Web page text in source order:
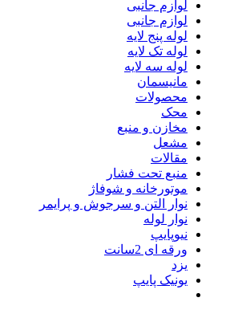
لوازم جانبی
لوازم جانبی
لوله پنج لایه
لوله تک لایه
لوله سه لایه
مانیسمان
محصولات
محک
مخازن و منبع
مشعل
مقالات
منبع تحت فشار
موتورخانه و شوفاژ
نوار التن و سرجوش و پرایمر
نوار لوله
نیوپایپ
ورقه ای 2سانت
یزد
یونیک پایپ